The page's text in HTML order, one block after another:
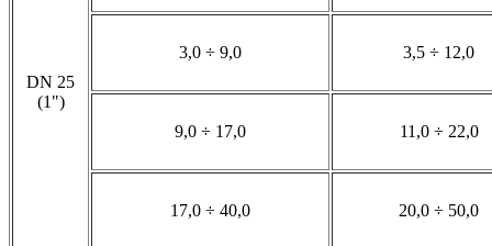
DN 25
(1")
3,0 ÷ 9,0 3,5 ÷ 12,0
9,0 ÷ 17,0 11,0 ÷ 22,0
17,0 ÷ 40,0 20,0 ÷ 50,0